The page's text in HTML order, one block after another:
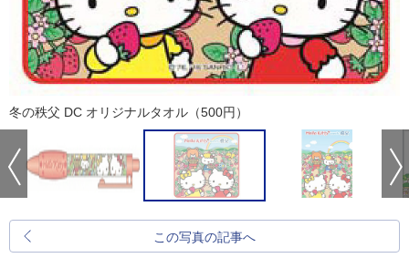
冬の秩父 DC オリジナルタオル（500円）
この写真の記事へ